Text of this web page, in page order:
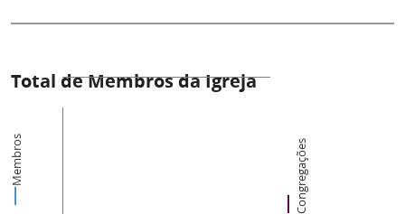
Total de Membros da Igreja
Membros Congregações